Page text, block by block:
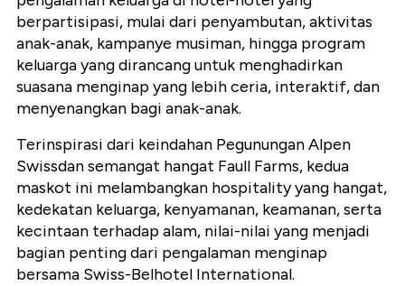
berpartisipasi, mulai dari penyambutan, aktivitas
anak-anak, kampanye musiman, hingga program
keluarga yang dirancang untuk menghadirkan
suasana menginap yang lebih ceria, interaktif, dan
menyenangkan bagi anak-anak.
Terinspirasi dari keindahan Pegunungan Alpen
Swissdan semangat hangat Faull Farms, kedua
maskot ini melambangkan hospitality yang hangat,
kedekatan keluarga, kenyamanan, keamanan, serta
kecintaan terhadap alam, nilai-nilai yang menjadi
bagian penting dari pengalaman menginap
bersama Swiss-Belhotel International.